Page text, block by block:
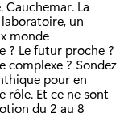
Cauchemar. La
un
monde
? Le futur proche ?
complexe ? Sondez
pour en
rôle. Et ce ne sont
du 2 au 8